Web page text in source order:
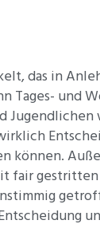
das in
Tages- und
können.
fair